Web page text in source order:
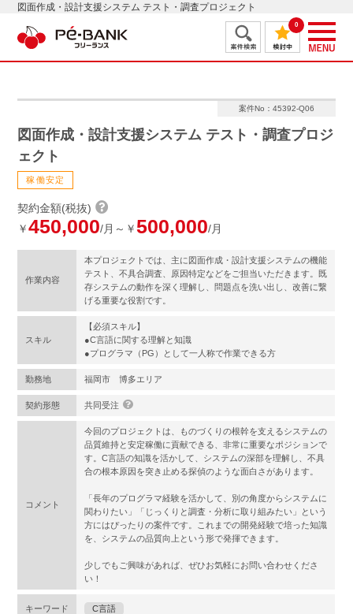
図面作成・設計支援システム テスト・調査プロジェクト
0
案件No：45392-Q06
図面作成・設計支援システム テスト・調査プロジ
ェクト
稼働安定
契約金額(税抜)
￥450,000/月～￥500,000/月
作業内容
本プロジェクトでは、主に図面作成・設計支援システムの機能
テスト、不具合調査、原因特定などをご担当いただきます。既
存システムの動作を深く理解し、問題点を洗い出し、改善に繋
げる重要な役割です。
スキル
【必須スキル】
●C言語に関する理解と知識
●プログラマ（PG）として一人称で作業できる方
勤務地 福岡市 博多エリア
契約形態 共同受注
コメント
今回のプロジェクトは、ものづくりの根幹を支えるシステムの
品質維持と安定稼働に貢献できる、非常に重要なポジションで
す。C言語の知識を活かして、システムの深部を理解し、不具
合の根本原因を突き止める探偵のような面白さがあります。
「長年のプログラマ経験を活かして、別の角度からシステムに
関わりたい」「じっくりと調査・分析に取り組みたい」という
方にはぴったりの案件です。これまでの開発経験で培った知識
を、システムの品質向上という形で発揮できます。
少しでもご興味があれば、ぜひお気軽にお問い合わせくださ
い！
キーワード C言語